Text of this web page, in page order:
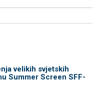
velikih svjetskih
Summer Screen SFF-